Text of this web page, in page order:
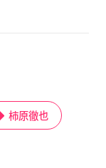
柿原徹也